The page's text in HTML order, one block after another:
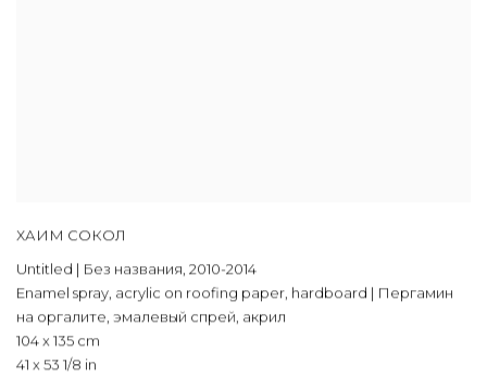
ХАИМ СОКОЛ
Untitled | Без названия, 2010-2014
Enamel spray, acrylic on roofing paper, hardboard | Пергамин
на оргалите, эмалевый спрей, акрил
104 x 135 cm
41 x 53 1/8 in